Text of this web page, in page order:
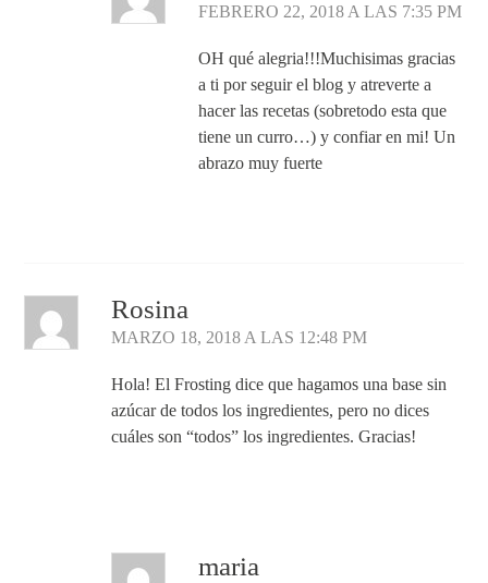
FEBRERO 22, 2018 A LAS 7:35 PM
OH qué alegria!!!Muchisimas gracias
a ti por seguir el blog y atreverte a
hacer las recetas (sobretodo esta que
tiene un curro…) y confiar en mi! Un
abrazo muy fuerte
Rosina
MARZO 18, 2018 A LAS 12:48 PM
Hola! El Frosting dice que hagamos una base sin
azúcar de todos los ingredientes, pero no dices
cuáles son “todos” los ingredientes. Gracias!
maria